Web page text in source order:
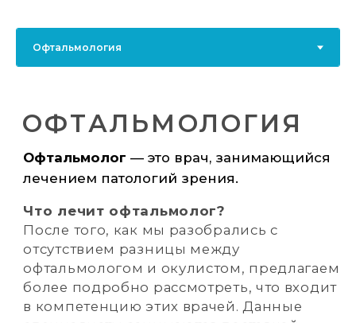
Как проходит
обследование у окулиста
Когда необходим срочный
прием офтальмолога
Кому требуется периодическое
посещение офтальмолога
Какие болезни лечит офтальмолог
в компетенцию этих врачей. Данные
специалисты занимаются поставкой
которых наблюдаются следующие
заболевания:
Проблемы с различением
предметов, расположенных вдали
от человека (миопия)
предметы, находящиеся на близком
расстоянии (гиперметропия)
Воспалительные процессы
слизистой оболочки глаза
Отек слизистой оболочки век с
выделением гнойных образований
(трахома)
Гнойное воспаление в волосяной